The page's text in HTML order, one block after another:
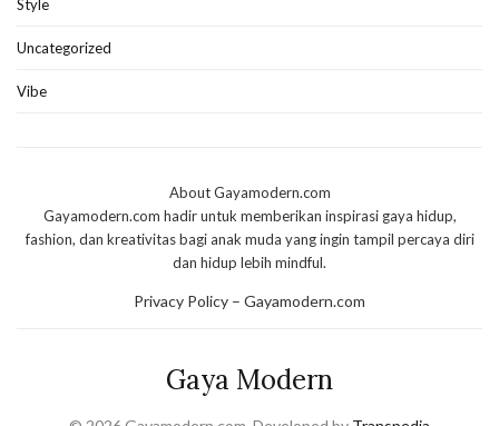
Style
Uncategorized
Vibe
About Gayamodern.com
Gayamodern.com hadir untuk memberikan inspirasi gaya hidup,
fashion, dan kreativitas bagi anak muda yang ingin tampil percaya diri
dan hidup lebih mindful.
Privacy Policy – Gayamodern.com
Gaya Modern